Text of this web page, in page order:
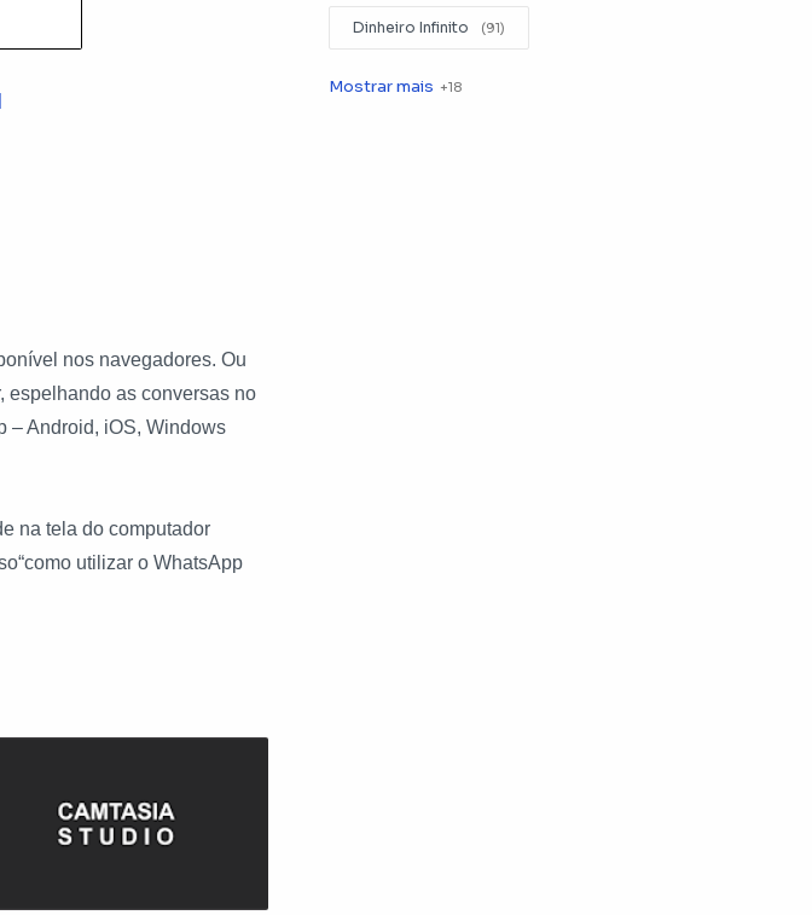
nos navegadores. Ou
espelhando as conversas no
– Android, iOS, Windows
na tela do computador
utilizar o WhatsApp
Dinheiro Infinito
Editar Videos